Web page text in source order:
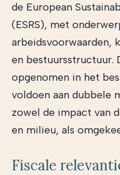
de European
(ESRS), met
arbeidsvoorwaarden,
en bestuursstructuur.
opgenomen in het
voldoen aan dubbele
zowel de impact van
en milieu, als
Fiscale